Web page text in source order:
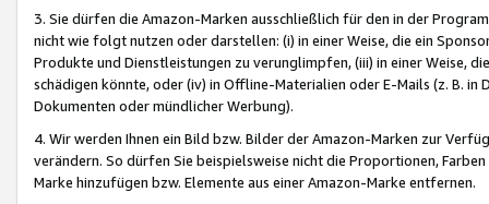
3. Sie dürfen die Amazon-Marken ausschließlich für den in der
nicht wie folgt nutzen oder darstellen: (i) in einer Weise, die ein
Produkte und Dienstleistungen zu verunglimpfen, (iii) in einer Weise,
schädigen könnte, oder (iv) in Offline-Materialien oder E-Mails (z. B. in
Dokumenten oder mündlicher Werbung).
4. Wir werden Ihnen ein Bild bzw. Bilder der Amazon-Marken zur
verändern. So dürfen Sie beispielsweise nicht die Proportionen,
Marke hinzufügen bzw. Elemente aus einer Amazon-Marke entfernen.